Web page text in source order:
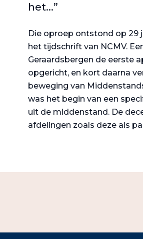
het...”
Die oproep ontstond op 29
het tijdschrift van NCMV.
Geraardsbergen de eerste
opgericht, en kort daarna
beweging van
was het begin van een
uit de middenstand. De
afdelingen zoals deze als